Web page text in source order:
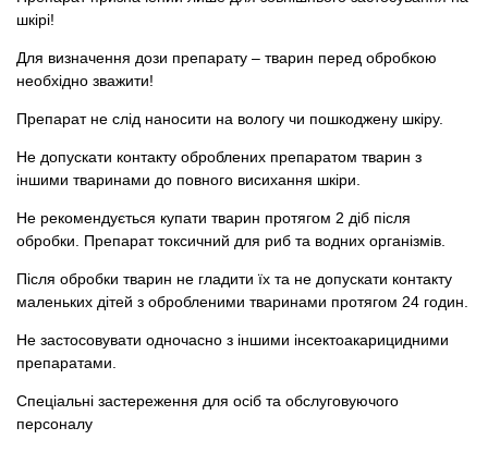
шкірі!
Для визначення дози препарату – тварин перед обробкою
необхідно зважити!
Препарат не слід наносити на вологу чи пошкоджену шкіру.
Не допускати контакту оброблених препаратом тварин з
іншими тваринами до повного висихання шкіри.
Не рекомендується купати тварин протягом 2 діб після
обробки. Препарат токсичний для риб та водних організмів.
Після обробки тварин не гладити їх та не допускати контакту
маленьких дітей з обробленими тваринами протягом 24 годин.
Не застосовувати одночасно з іншими інсектоакарицидними
препаратами.
Спеціальні застереження для осіб та обслуговуючого
персоналу